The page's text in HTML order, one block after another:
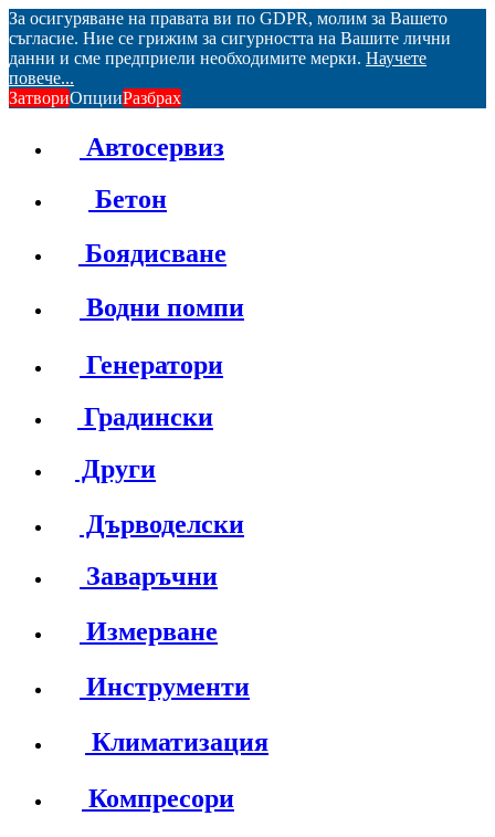
За осигуряване на правата ви по GDPR, молим за Вашето
съгласие. Ние се грижим за сигурността на Вашите лични
данни и сме предприели необходимите мерки. Научете
повече...
ЗатвориОпцииРазбрах
Автосервиз
Бетон
Боядисване
Водни помпи
Генератори
Градински
Други
Дърводелски
Заваръчни
Измерване
Инструменти
Климатизация
Компресори